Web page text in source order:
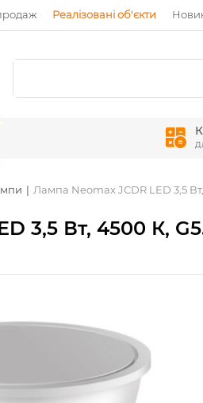
Реалізовані об'єкти
Лампа Neomax JCDR LED 3,5
3,5 Вт, 4500 К,